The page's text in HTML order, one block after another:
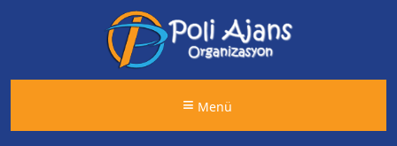
Menü